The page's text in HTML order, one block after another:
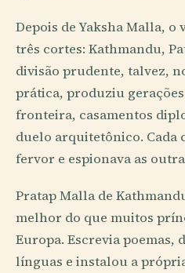
Depois de Yaksha Malla, o
três cortes: Kathmandu,
divisão prudente, talvez,
prática, produziu
fronteira, casamentos
duelo arquitetônico. Cada
fervor e espionava as
Pratap Malla de
melhor do que muitos
Europa. Escrevia poemas,
línguas e instalou a